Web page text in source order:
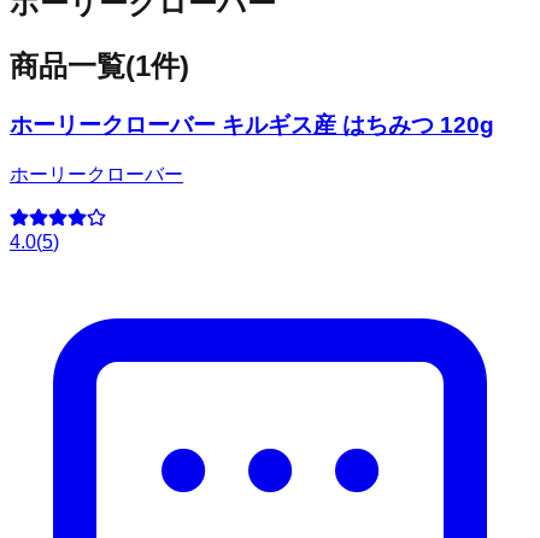
商品一覧(1件)
ホーリークローバー キルギス産 はちみつ 120g
ホーリークローバー
4.0(5)